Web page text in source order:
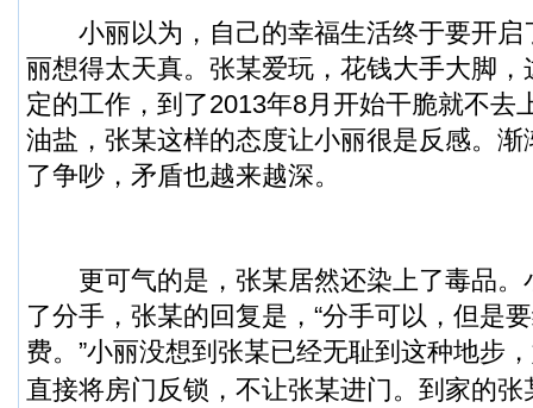
小丽以为，自己的幸福生活终于要开启
丽想得太天真。张某爱玩，花钱大手大脚
定的工作，到了2013年8月开始干脆就不去
油盐，张某这样的态度让小丽很是反感。
了争吵，矛盾也越来越深。
更可气的是，张某居然还染上了毒品。
了分手，张某的回复是，“分手可以，但是
费。”小丽没想到张某已经无耻到这种地步
直接将房门反锁，不让张某进门。 到家的张